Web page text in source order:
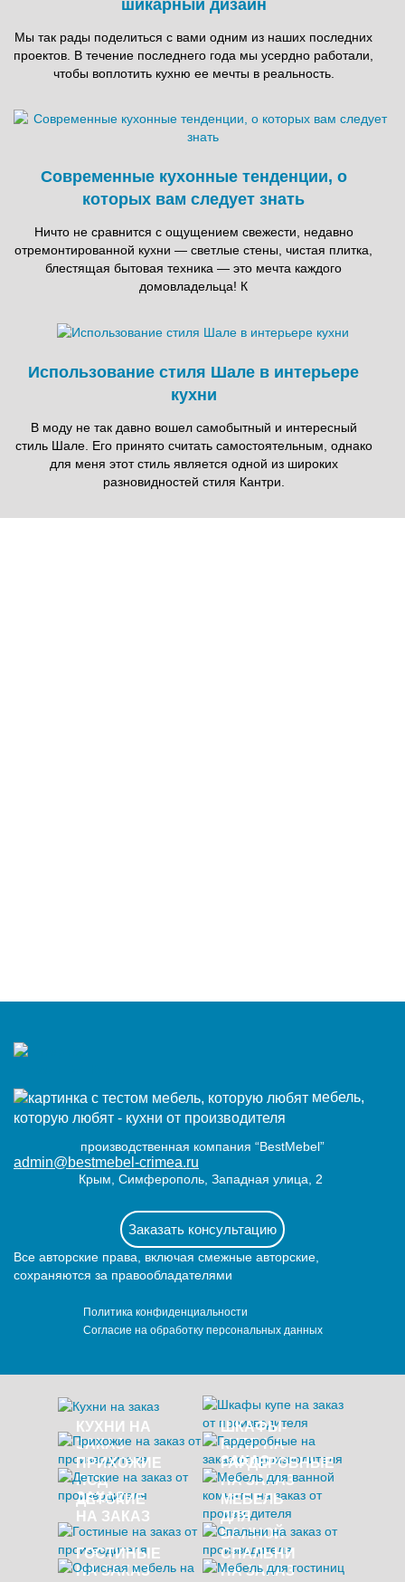
шикарный дизайн
Мы так рады поделиться с вами одним из наших последних
проектов. В течение последнего года мы усердно работали,
чтобы воплотить кухню ее мечты в реальность.
Современные кухонные тенденции, о
которых вам следует знать
Ничто не сравнится с ощущением свежести, недавно
отремонтированной кухни — светлые стены, чистая плитка,
блестящая бытовая техника — это мечта каждого
домовладельца! К
Использование стиля Шале в интерьере
кухни
В моду не так давно вошел самобытный и интересный
стиль Шале. Его принято считать самостоятельным, однако
для меня этот стиль является одной из широких
разновидностей стиля Кантри.
мебель,
которую любят - кухни от производителя
производственная компания “BestMebel”
admin@bestmebel-crimea.ru
Крым, Симферополь, Западная улица, 2
Заказать консультацию
Все авторские права, включая смежные авторские,
сохраняются за правообладателями
Политика конфиденциальности
Согласие на обработку персональных данных
КУХНИ НА
ЗАКАЗ
ШКАФЫ-
КУПЕ НА
ЗАКАЗ
ПРИХОЖИЕ
ПОД
ЗАКАЗ
ГАРДЕРОБНЫЕ
НА ЗАКАЗ
ДЕТСКИЕ
НА ЗАКАЗ
МЕБЕЛЬ
ДЛЯ
ВАННОЙ
ГОСТИНЫЕ
НА ЗАКАЗ
СПАЛЬНИ
НА ЗАКАЗ